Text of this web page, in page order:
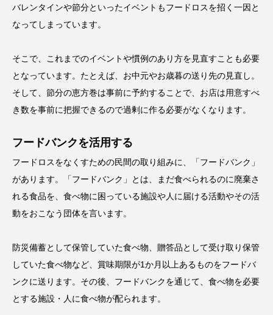
バレンタインや節分といったイベントもフードロスを招く一因と
なってしまっています。
そこで、これまでのイベントや慣例のあり方を見直すことも必要
となっています。たとえば、お中元やお歳暮の送り先の見直し。
そして、節分の恵方巻は事前に予約することで、お店は用意すべ
き数を事前に把握できるので過剰に作る必要がなくなります。
フードバンクを活用する
フードロスをなくすための民間の取り組みに、「フードバンク」
があります。「フードバンク」とは、まだ食べられるのに廃棄さ
れる食品を、食べ物に困っている施設や人に届ける活動やその活
動をおこなう団体を言います。
防災備蓄として保管していた食べ物、贈答品として受け取り保管
していた食べ物など、賞味期限が1か月以上あるものをフードバ
ンクに送ります。その後、フードバンクを通じて、食べ物を必要
とする施設・人に食べ物が配られます。